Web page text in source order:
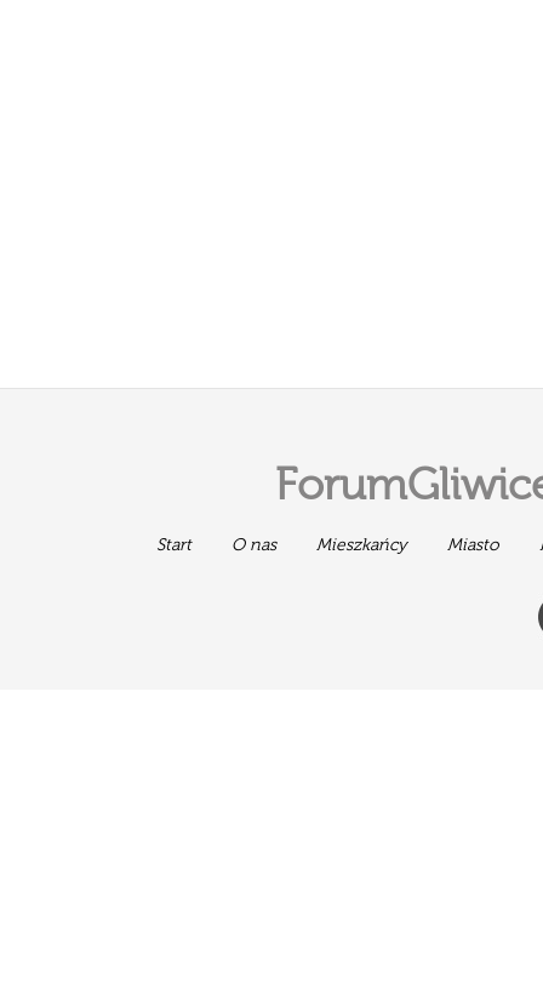
Start O nas Mieszkańcy Miasto